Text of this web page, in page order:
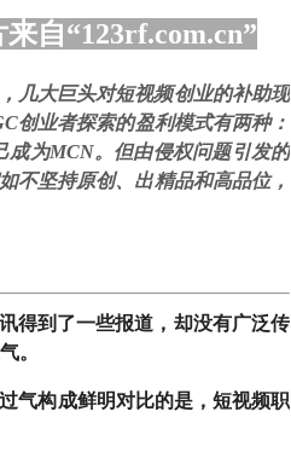
来自“123rf.com.cn”
几大巨头对短视频创业的补助现
创业者探索的盈利模式有两种：
成为MCN。但由侵权问题引发的
不坚持原创、出精品和高品位，
得到了一些报道，却没有广泛传
。
气构成鲜明对比的是，短视频职